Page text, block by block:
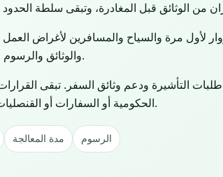
لأول مرة والسياح والمسافرين لأغراض العمل
والوثائق والرسوم ووقت المعالجة والأهلية بطريقة بسيطة.
الحكومية أو السفارات أو القنصليات أو شركات الطيران أو سلطات الحدود.
مدة المعالجة الرسوم